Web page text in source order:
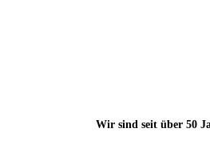
Wir sind seit über 50